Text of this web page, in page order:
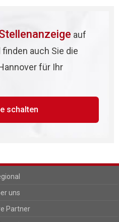
auf
auch Sie die
für Ihr
schalten
uns
Partner